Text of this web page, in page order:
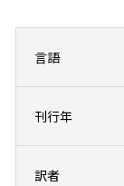
言語
刊行年
訳者